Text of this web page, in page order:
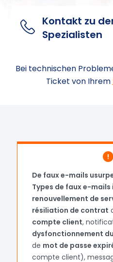
Kontakt zu
Spezialisten
Bei technischen
Ticket von Ihrem